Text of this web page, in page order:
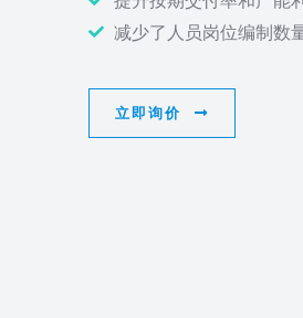
减少了人员岗位编制数
立即询价